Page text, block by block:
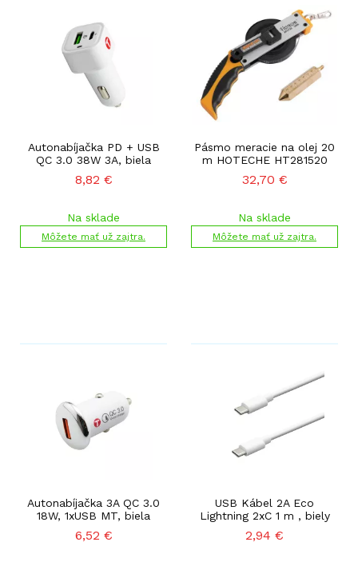
Autonabíjačka PD + USB
QC 3.0 38W 3A, biela
8,82 €
Na sklade
Môžete mať už zajtra.
Pásmo meracie na olej 20
m HOTECHE HT281520
32,70 €
Na sklade
Môžete mať už zajtra.
Autonabíjačka 3A QC 3.0
18W, 1xUSB MT, biela
6,52 €
USB Kábel 2A Eco
Lightning 2xC 1 m , biely
2,94 €